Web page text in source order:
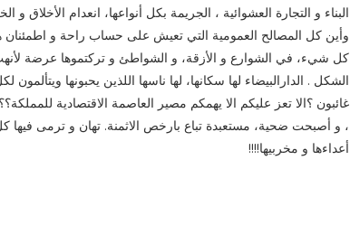
البناء و التجارة العشوائية ، الجريمة بكل أنواعها، انعدام الأخلاق و
وأين كل المصالح العمومية التي تعيش على حساب راحة و اطمئنان
كل شيء، في الشوارع و الأزقة، و الشواطئ و تركتموها عرضة
الشكل . الدارالبيضاء لها سكانها، لها ناسها اللذين يحبونها
غائبون ؟الا تعز عليكم الا يهمكم مصير العاصمة الاقتصادية
، و أصبحت ضحية، مستعبدة تباع بارخص الاثمنة. تهان و ترمى فيها كل
أعداءها و مخربيها!!!!